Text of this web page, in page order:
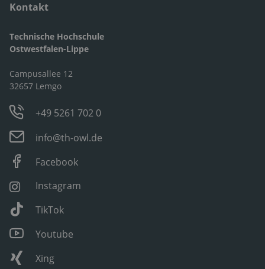
Kontakt
Technische Hochschule
Ostwestfalen-Lippe
Campusallee 12
32657 Lemgo
+49 5261 702 0
info@th-owl.de
Facebook
Instagram
TikTok
Youtube
Xing